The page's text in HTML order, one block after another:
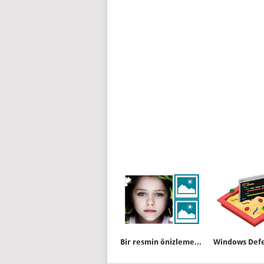
Bir resmin önizlemesini değiştirelim